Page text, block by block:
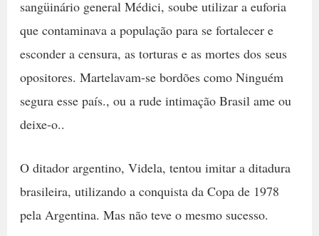
sangüinário general Médici, soube utilizar a euforia
que contaminava a população para se fortalecer e
esconder a censura, as torturas e as mortes dos seus
opositores. Martelavam-se bordões como Ninguém
segura esse país., ou a rude intimação Brasil ame ou
deixe-o..
O ditador argentino, Videla, tentou imitar a ditadura
brasileira, utilizando a conquista da Copa de 1978
pela Argentina. Mas não teve o mesmo sucesso.